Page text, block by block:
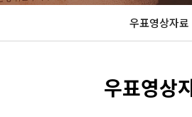
우표영상자료
우표영상